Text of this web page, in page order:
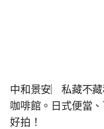
中和景安︳私藏不
咖啡館。日式便當
好拍！